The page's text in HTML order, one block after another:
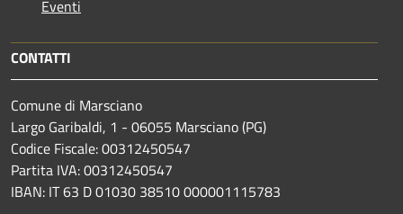
Eventi
CONTATTI
Comune di Marsciano
Largo Garibaldi, 1 - 06055 Marsciano (PG)
Codice Fiscale: 00312450547
Partita IVA: 00312450547
IBAN: IT 63 D 01030 38510 000001115783